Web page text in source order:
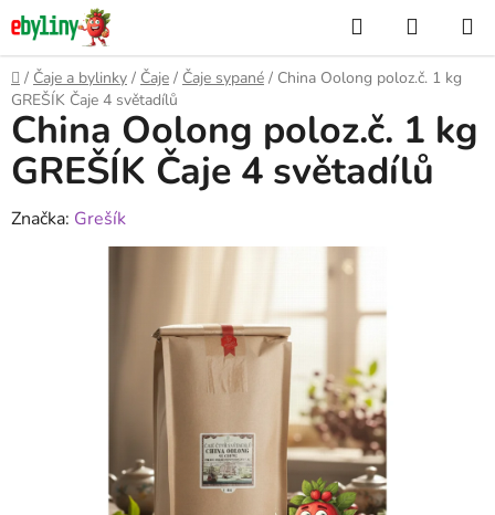
Přejít
na
obsah
Hledat
KOŠÍK
Domů
/ Čaje a bylinky / Čaje / Čaje sypané / China Oolong poloz.č. 1 kg
GREŠÍK Čaje 4 světadílů
China Oolong poloz.č. 1 kg
GREŠÍK Čaje 4 světadílů
Značka: Grešík